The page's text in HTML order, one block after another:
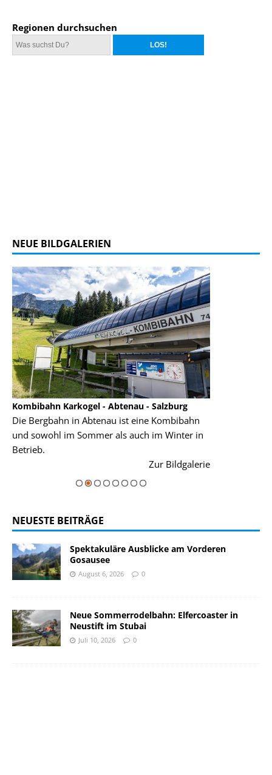
Regionen durchsuchen
NEUE BILDGALERIEN
Karkogel - Abtenau - Salzburg
in Abtenau ist eine Kombibahn
im Sommer als auch im Winter in
Zur Bildgalerie
Garmisch-
Garmisch-
der Hauptorte in
majestätisch...
NEUESTE BEITRÄGE
Spektakuläre Ausblicke am Vorderen
Gosausee
August 6, 2026 0
Neue Sommerrodelbahn: Elfercoaster in
Neustift im Stubai
Juli 10, 2026 0